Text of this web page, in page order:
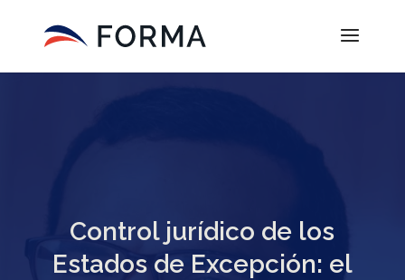
Control jurídico de los
Estados de Excepción: el